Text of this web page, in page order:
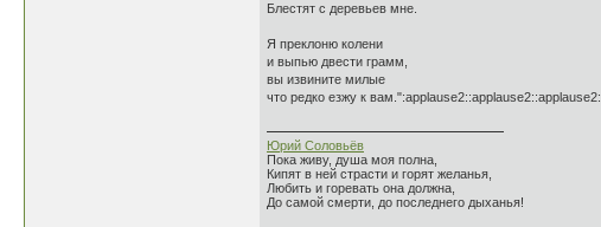
Блестят с деревьев мне.
Я преклоню колени
и выпью двести грамм,
вы извините милые
что редко езжу к вам.":applause2::applause2::applause2:
Юрий Соловьёв
Пока живу, душа моя полна,
Кипят в ней страсти и горят желанья,
Любить и горевать она должна,
До самой смерти, до последнего дыханья!